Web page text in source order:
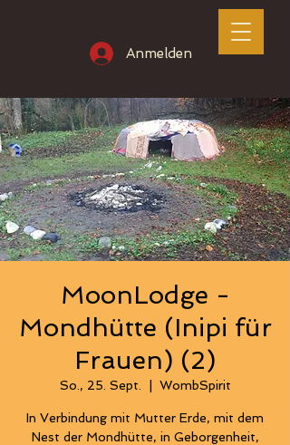
Anmelden
MoonLodge -
Mondhütte (Inipi für
Frauen) (2)
So., 25. Sept. WombSpirit
In Verbindung mit Mutter Erde, mit dem
Nest der Mondhütte, in Geborgenheit,